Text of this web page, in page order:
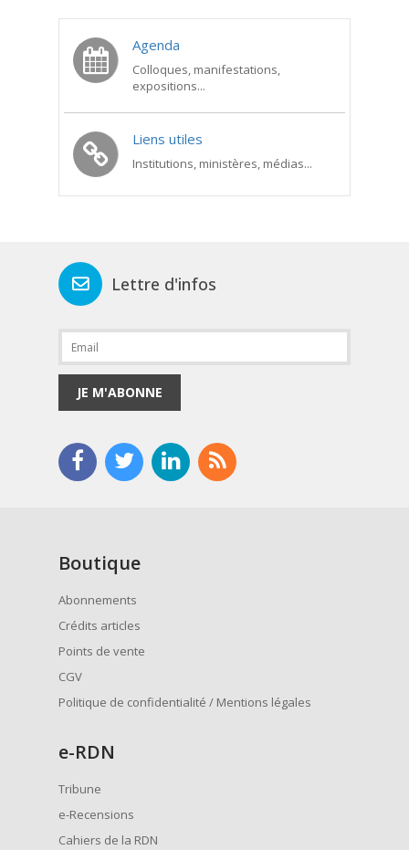
Agenda
Colloques, manifestations,
expositions...
Liens utiles
Institutions, ministères, médias...
Lettre d'infos
JE M'ABONNE
Boutique
Abonnements
Crédits articles
Points de vente
CGV
Politique de confidentialité / Mentions légales
e-RDN
Tribune
e-Recensions
Cahiers de la RDN